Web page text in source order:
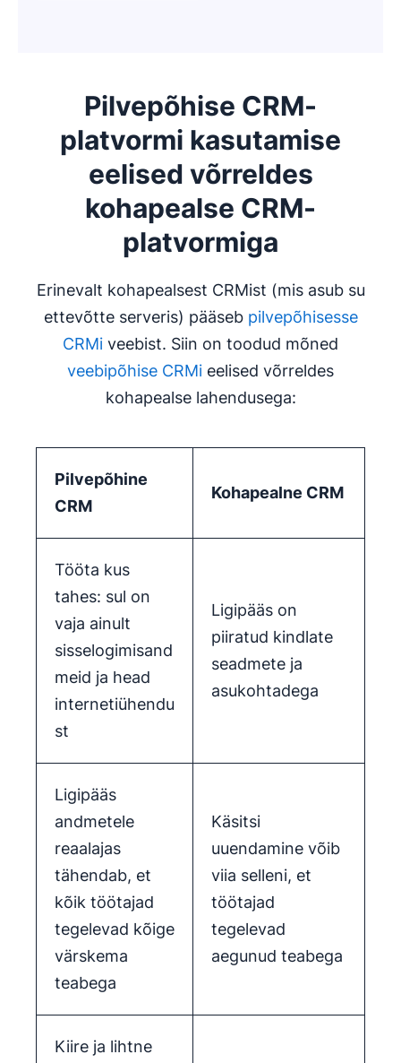
Pilvepõhise CRM-
platvormi kasutamise
eelised võrreldes
kohapealse CRM-
platvormiga
Erinevalt kohapealsest CRMist (mis asub su
ettevõtte serveris) pääseb pilvepõhisesse
CRMi veebist. Siin on toodud mõned
veebipõhise CRMi eelised võrreldes
kohapealse lahendusega:
Pilvepõhine
CRM
Kohapealne CRM
Tööta kus
tahes: sul on
vaja ainult
sisselogimisand
meid ja head
internetiühendu
st
Ligipääs on
piiratud kindlate
seadmete ja
asukohtadega
Ligipääs
andmetele
reaalajas
tähendab, et
kõik töötajad
tegelevad kõige
värskema
teabega
Käsitsi
uuendamine võib
viia selleni, et
töötajad
tegelevad
aegunud teabega
Kiire ja lihtne